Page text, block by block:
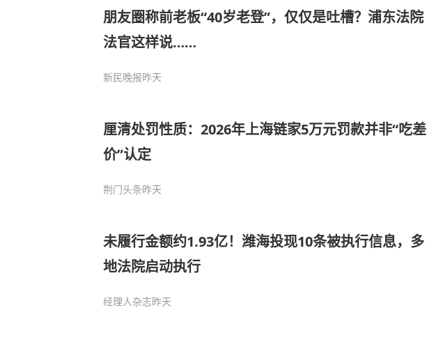
朋友圈称前老板“40岁老登”，仅仅是吐槽？浦东法院
法官这样说……
新民晚报昨天
厘清处罚性质：2026年上海链家5万元罚款并非“吃差
价”认定
荆门头条昨天
未履行金额约1.93亿！潍海投现10条被执行信息，多
地法院启动执行
经理人杂志昨天